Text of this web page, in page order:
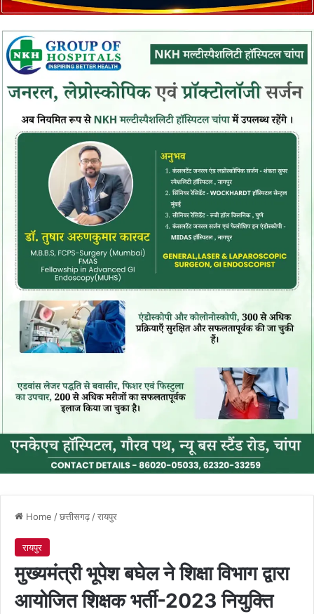
Home /छत्तीसगढ़/रायपुर
रायपुर
मुख्यमंत्री भूपेश बघेल ने शिक्षा विभाग द्वारा
आयोजित शिक्षक भर्ती-2023 नियुक्ति